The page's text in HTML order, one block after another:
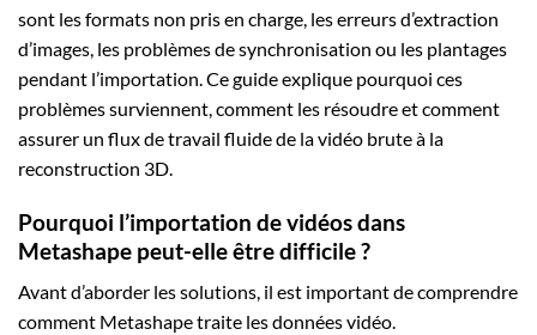
sont les formats non pris en charge, les erreurs d’extraction
d’images, les problèmes de synchronisation ou les plantages
pendant l’importation. Ce guide explique pourquoi ces
problèmes surviennent, comment les résoudre et comment
assurer un flux de travail fluide de la vidéo brute à la
reconstruction 3D.
Pourquoi l’importation de vidéos dans
Metashape peut-elle être difficile ?
Avant d’aborder les solutions, il est important de comprendre
comment Metashape traite les données vidéo.